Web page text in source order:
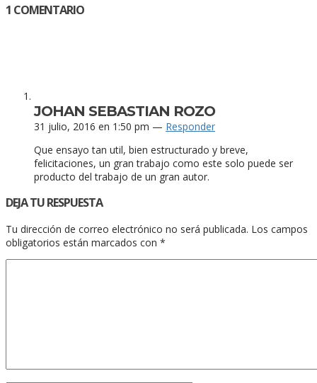
1 COMENTARIO
JOHAN SEBASTIAN ROZO
31 julio, 2016 en 1:50 pm — Responder
Que ensayo tan util, bien estructurado y breve,
felicitaciones, un gran trabajo como este solo puede ser
producto del trabajo de un gran autor.
DEJA TU RESPUESTA
Tu dirección de correo electrónico no será publicada. Los campos
obligatorios están marcados con *